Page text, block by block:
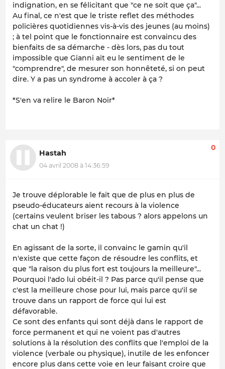
indignation, en se félicitant que "ce ne soit que ça"...
Au final, ce n'est que le triste reflet des méthodes
policières quotidiennes vis-à-vis des jeunes (au moins)
; à tel point que le fonctionnaire est convaincu des
bienfaits de sa démarche - dès lors, pas du tout
impossible que Gianni ait eu le sentiment de le
"comprendre", de mesurer son honnêteté, si on peut
dire. Y a pas un syndrome à accoler à ça ?
*S'en va relire le Baron Noir*
Hastah
04 avril 2008 à 14:36:59
0
Je trouve déplorable le fait que de plus en plus de
pseudo-éducateurs aient recours à la violence
(certains veulent briser les tabous ? alors appelons un
chat un chat !)
En agissant de la sorte, il convainc le gamin qu'il
n'existe que cette façon de résoudre les conflits, et
que "la raison du plus fort est toujours la meilleure"...
Pourquoi l'ado lui obéit-il ? Pas parce qu'il pense que
c'est la meilleure chose pour lui, mais parce qu'il se
trouve dans un rapport de force qui lui est
défavorable.
Ce sont des enfants qui sont déjà dans le rapport de
force permanent et qui ne voient pas d'autres
solutions à la résolution des conflits que l'emploi de la
violence (verbale ou physique), inutile de les enfoncer
encore plus dans cette voie en leur faisant croire que